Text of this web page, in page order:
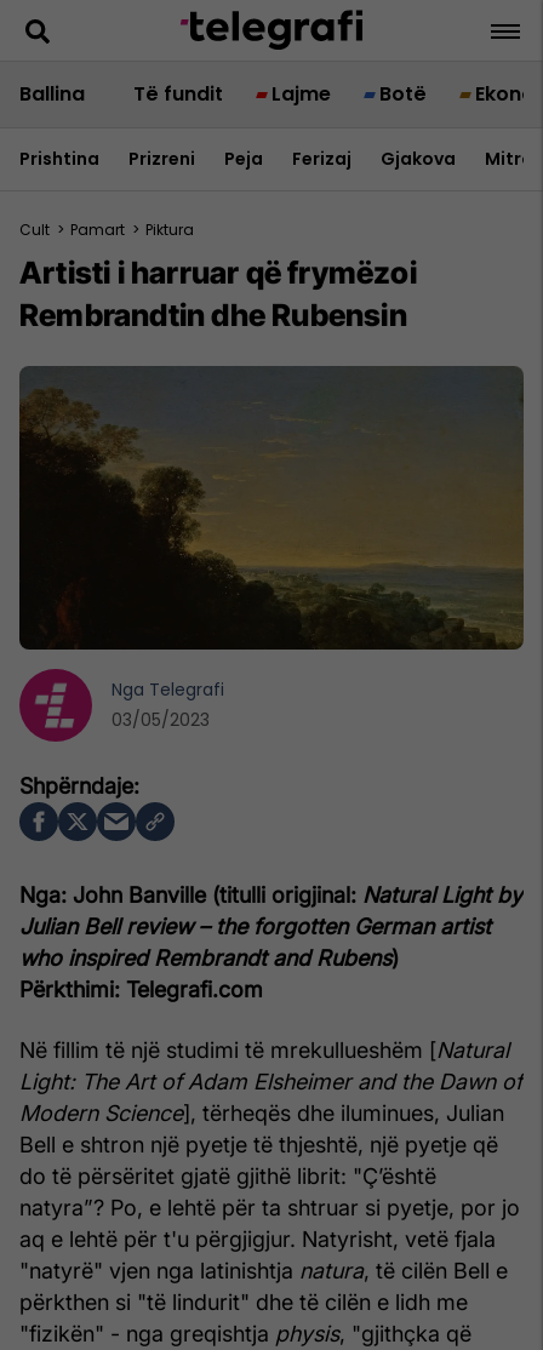
Ballina Të fundit Lajme Botë
Prishtina Prizreni Peja Ferizaj Gjakova
Cult > Pamart > Piktura
Artisti i harruar që frymëzoi
Rembrandtin dhe Rubensin
Nga: John Banville (titulli origjinal: Natural Light by
Julian Bell review – the forgotten German artist
who inspired Rembrandt and Rubens)
Përkthimi: Telegrafi.com
Në fillim të një studimi të mrekullueshëm [Natural
Light: The Art of Adam Elsheimer and the Dawn of
Modern Science], tërheqës dhe iluminues, Julian
Bell e shtron një pyetje të thjeshtë, një pyetje që
do të përsëritet gjatë gjithë librit: "Ç’është
natyra”? Po, e lehtë për ta shtruar si pyetje, por jo
aq e lehtë për t'u përgjigjur. Natyrisht, vetë fjala
"natyrë" vjen nga latinishtja natura, të cilën Bell e
përkthen si "të lindurit" dhe të cilën e lidh me
"fizikën" - nga greqishtja physis, "gjithçka që
Nga Telegrafi
03/05/2023